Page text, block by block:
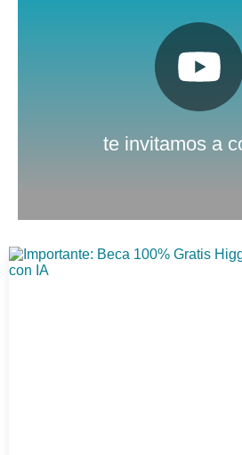
te invitamos a
Pulsa aquí